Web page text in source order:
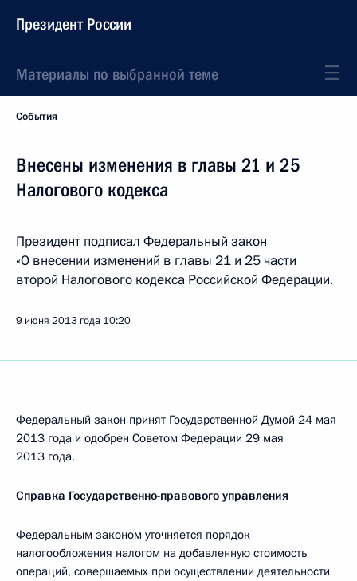
Президент России
Материалы по выбранной теме
События
Внесены изменения в главы 21 и 25
Налогового кодекса
Президент подписал Федеральный закон
«О внесении изменений в главы 21 и 25 части
второй Налогового кодекса Российской Федерации.
9 июня 2013 года 10:20
Федеральный закон принят Государственной Думой 24 мая
2013 года и одобрен Советом Федерации 29 мая
2013 года.
Справка Государственно-правового управления
Федеральным законом уточняется порядок
налогообложения налогом на добавленную стоимость
операций, совершаемых при осуществлении деятельности